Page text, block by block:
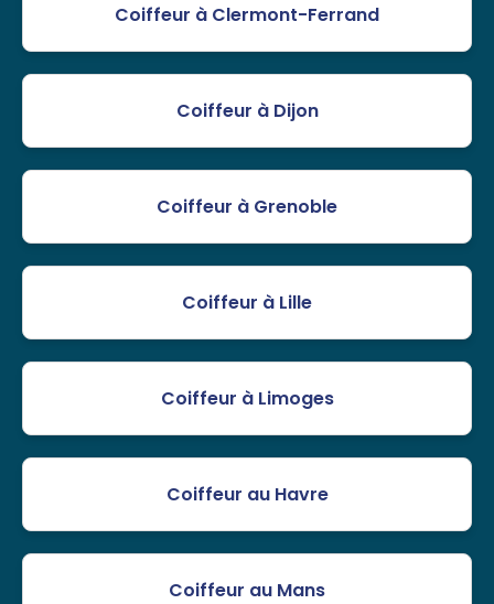
Coiffeur à Clermont-Ferrand
Coiffeur à Dijon
Coiffeur à Grenoble
Coiffeur à Lille
Coiffeur à Limoges
Coiffeur au Havre
Coiffeur au Mans